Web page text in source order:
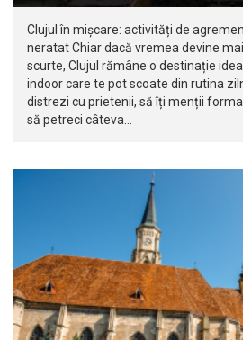
Clujul în mișcare: activități de
neratat Chiar dacă vremea devine
scurte, Clujul rămâne o destinație
indoor care te pot scoate din rutina
distrezi cu prietenii, să îți menții
să petreci câteva…